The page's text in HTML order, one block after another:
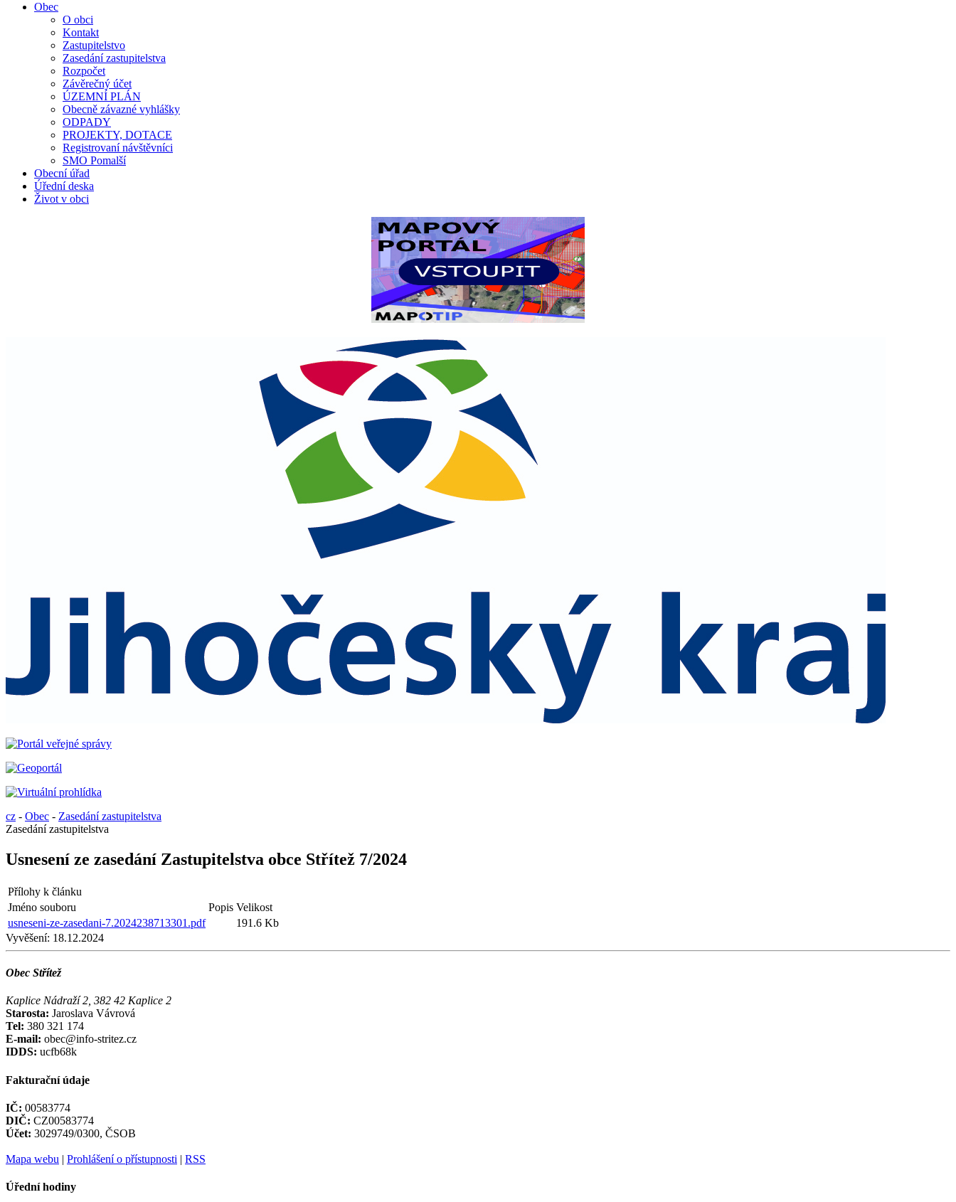
Obec
O obci
Kontakt
Zastupitelstvo
Zasedání zastupitelstva
Rozpočet
Závěrečný účet
ÚZEMNÍ PLÁN
Obecně závazné vyhlášky
ODPADY
PROJEKTY, DOTACE
Registrovaní návštěvníci
SMO Pomalší
Obecní úřad
Úřední deska
Život v obci
cz - Obec - Zasedání zastupitelstva
Zasedání zastupitelstva
Usnesení ze zasedání Zastupitelstva obce Střítež 7/2024
Přílohy k článku
Jméno souboru
Popis Velikost
usneseni-ze-zasedani-7.2024238713301.pdf
191.6 Kb
Vyvěšení: 18.12.2024
Obec Střítež
Kaplice Nádraží 2, 382 42 Kaplice 2
Starosta: Jaroslava Vávrová
Tel: 380 321 174
E-mail: obec@info-stritez.cz
IDDS: ucfb68k
Fakturační údaje
IČ: 00583774
DIČ: CZ00583774
Účet: 3029749/0300, ČSOB
Mapa webu | Prohlášení o přístupnosti | RSS
Úřední hodiny